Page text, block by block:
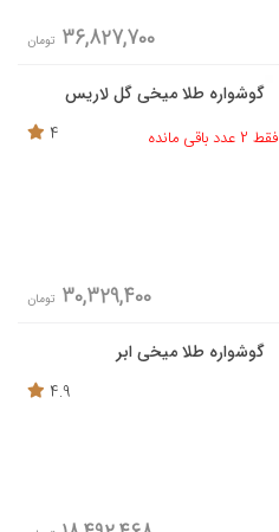
36,827,700 تومان
گوشواره طلا میخی گل لاریس
فقط 2 عدد باقی مانده
4
30,329,400 تومان
گوشواره طلا میخی ابر
4.9